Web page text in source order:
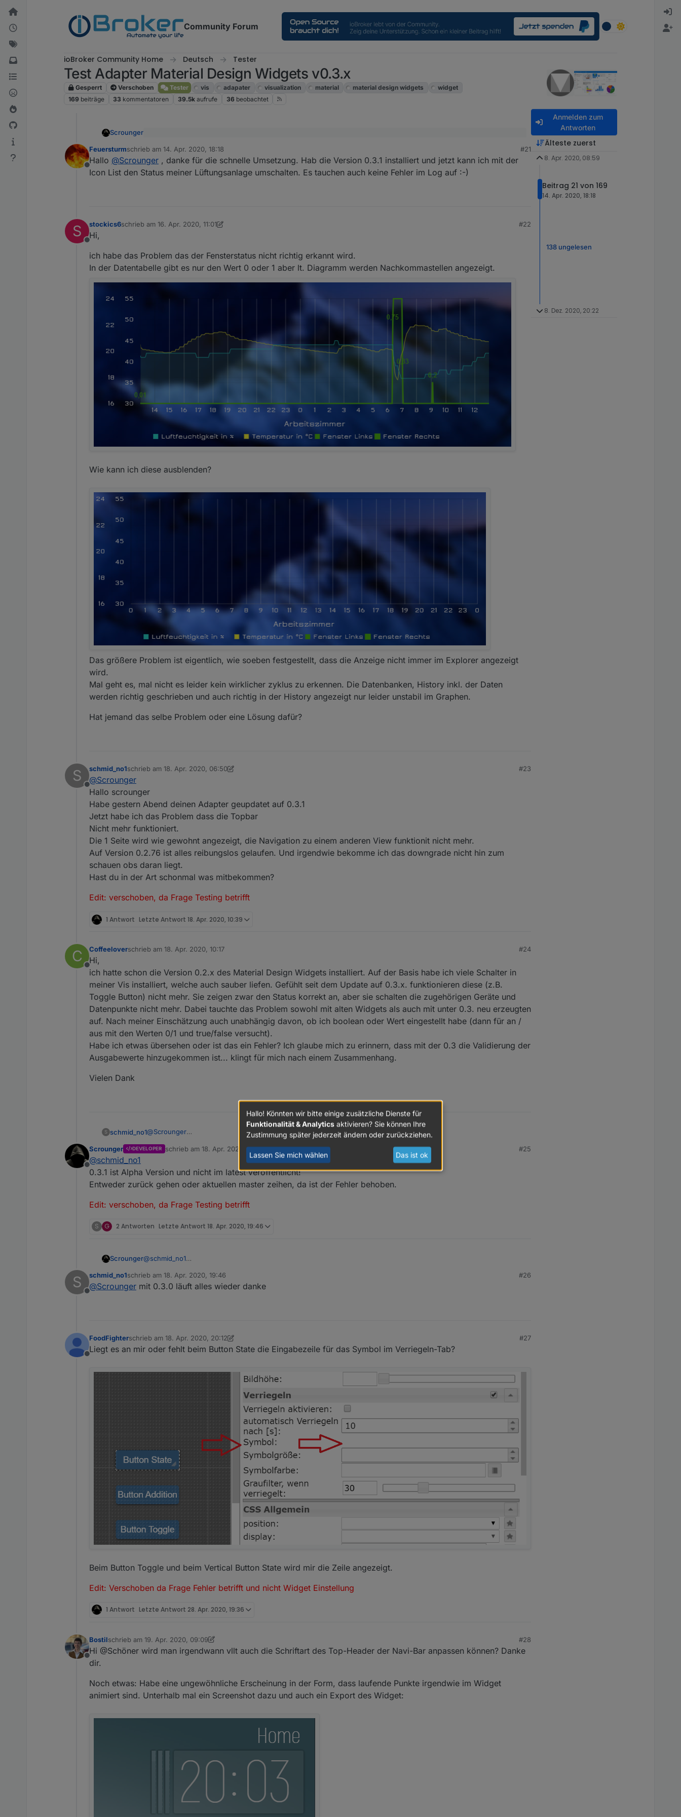
Weiter zum Inhalt
Community Forum
ioBroker Community Home Deutsch Tester
Test Adapter Material Design Widgets v0.3.x
Gesperrt Verschoben Tester vis adapater visualization material material design widgets
widget
169 beiträge 33 kommentatoren 39.5k aufrufe 36 beobachtet
Scrounger
so zu sein.
Das muss ich bei allen Widgets nochmal gegenprüfen
Hab jetzt eingebaut, dass vor dem schreiben des Wertes geprüft wird um welchen type es sich handelt.
Da davon quasi jedes Widget betroffen ist und ich nicht alle testen kann benötige ich Eure Unterstützung!
Bitte teste die aktuelle Version von git -> v0.3.1.
Offline
Feuersturmschrieb am 14. Apr. 2020, 18:18
zuletzt editiert von
#21
Hallo @Scrounger , danke für die schnelle Umsetzung. Hab die Version 0.3.1 installiert und jetzt kann ich mit der
Icon List den Status meiner Lüftungsanlage umschalten. Es tauchen auch keine Fehler im Log auf :-)
S
Offline
stockics6schrieb am 16. Apr. 2020, 11:01
zuletzt editiert von stockics6
#22
Hi,
ich habe das Problem das der Fensterstatus nicht richtig erkannt wird.
In der Datentabelle gibt es nur den Wert 0 oder 1 aber lt. Diagramm werden Nachkommastellen angezeigt.
Wie kann ich diese ausblenden?
Das größere Problem ist eigentlich, wie soeben festgestellt, dass die Anzeige nicht immer im Explorer angezeigt
wird.
Mal geht es, mal nicht es leider kein wirklicher zyklus zu erkennen. Die Datenbanken, History inkl. der Daten
werden richtig geschrieben und auch richtig in der History angezeigt nur leider unstabil im Graphen.
Hat jemand das selbe Problem oder eine Lösung dafür?
S
Offline
schmid_no1schrieb am 18. Apr. 2020, 06:50
zuletzt editiert von Scrounger
#23
@Scrounger
Hallo scrounger
Habe gestern Abend deinen Adapter geupdatet auf 0.3.1
Jetzt habe ich das Problem dass die Topbar
Nicht mehr funktioniert.
Die 1 Seite wird wie gewohnt angezeigt, die Navigation zu einem anderen View funktionit nicht mehr.
Auf Version 0.2.76 ist alles reibungslos gelaufen. Und irgendwie bekomme ich das downgrade nicht hin zum
schauen obs daran liegt.
Hast du in der Art schonmal was mitbekommen?
Edit: verschoben, da Frage Testing betrifft
1 Antwort Letzte Antwort 18. Apr. 2020, 10:39
C
Offline
Coffeeloverschrieb am 18. Apr. 2020, 10:17
zuletzt editiert von
#24
Hi,
ich hatte schon die Version 0.2.x des Material Design Widgets installiert. Auf der Basis habe ich viele Schalter in
meiner Vis installiert, welche auch sauber liefen. Gefühlt seit dem Update auf 0.3.x. funktionieren diese (z.B.
Toggle Button) nicht mehr. Sie zeigen zwar den Status korrekt an, aber sie schalten die zugehörigen Geräte und
Datenpunkte nicht mehr. Dabei tauchte das Problem sowohl mit alten Widgets als auch mit unter 0.3. neu erzeugten
auf. Nach meiner Einschätzung auch unabhängig davon, ob ich boolean oder Wert eingestellt habe (dann für an /
aus mit den Werten 0/1 und true/false versucht).
Habe ich etwas übersehen oder ist das ein Fehler? Ich glaube mich zu erinnern, dass mit der 0.3 die Validierung der
Ausgabewerte hinzugekommen ist... klingt für mich nach einem Zusammenhang.
Vielen Dank
S schmid_no1@Scrounger
Habe gestern Abend deinen Adapter geupdatet auf 0.3.1
Jetzt habe ich das Problem dass die Topbar
Nicht mehr funktioniert.
Die 1 Seite wird wie gewohnt angezeigt, die Navigation zu einem anderen View funktionit nicht mehr.
Auf Version 0.2.76 ist alles reibungslos gelaufen. Und irgendwie bekomme ich das downgrade nicht hin zum schauen
Hast du in der Art schonmal was mitbekommen?
Edit: verschoben, da Frage Testing betrifft
Offline
Scrounger DEVELOPER schrieb am 18. Apr. 2020, 10:39
zuletzt editiert von Scrounger
#25
@schmid_no1
0.3.1 ist Alpha Version und nicht im latest veröffentlicht!
Entweder zurück gehen oder aktuellen master zeihen, da ist der Fehler behoben.
Edit: verschoben, da Frage Testing betrifft
S G 2 Antworten Letzte Antwort 18. Apr. 2020, 19:46
Scrounger@schmid_no1
Entweder zurück gehen oder aktuellen master zeihen, da ist der Fehler behoben.
Edit: verschoben, da Frage Testing betrifft
S
Offline
schmid_no1schrieb am 18. Apr. 2020, 19:46
zuletzt editiert von
#26
@Scrounger mit 0.3.0 läuft alles wieder danke
Offline
FoodFighterschrieb am 18. Apr. 2020, 20:12
zuletzt editiert von Scrounger
#27
Liegt es an mir oder fehlt beim Button State die Eingabezeile für das Symbol im Verriegeln-Tab?
Beim Button Toggle und beim Vertical Button State wird mir die Zeile angezeigt.
Edit: Verschoben da Frage Fehler betrifft und nicht Widget Einstellung
1 Antwort Letzte Antwort 28. Apr. 2020, 19:36
Offline
Bostilschrieb am 19. Apr. 2020, 09:09
zuletzt editiert von Bostil
#28
Hi @Schöner wird man irgendwann vllt auch die Schriftart des Top-Header der Navi-Bar anpassen können? Danke
dir.
Noch etwas: Habe eine ungewöhnliche Erscheinung in der Form, dass laufende Punkte irgendwie im Widget
animiert sind. Unterhalb mal ein Screenshot dazu und auch ein Export des Widget:
Anmelden zum
Antworten
Älteste zuerst
8. Apr. 2020, 08:59
Beitrag 21 von 169
14. Apr. 2020, 18:18
138 ungelesen
8. Dez. 2020, 20:22
Hallo! Könnten wir bitte einige zusätzliche Dienste für
Funktionalität & Analytics aktivieren? Sie können Ihre
Zustimmung später jederzeit ändern oder zurückziehen.
Lassen Sie mich wählen Das ist ok